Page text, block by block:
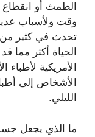
الطمث أو
وقت ولأسباب
تحدث في كثير
الحياة أكثر مما
الأشخاص إلى
الليلي.
ما الذي يجعل